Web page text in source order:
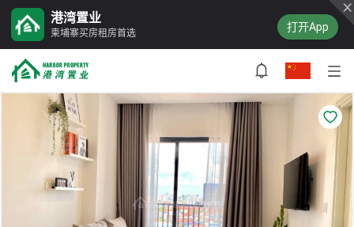
港湾置业
柬埔寨买房租房首选 打开App